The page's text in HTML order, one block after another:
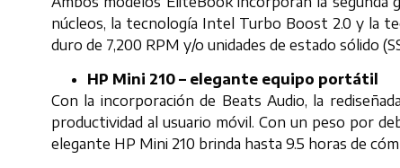
núcleos, la tecnología Intel Turbo Boost 2.0 y la
duro de 7,200 RPM y/o unidades de estado sólido
HP Mini 210 – elegante equipo portátil
Con la incorporación de Beats Audio, la
productividad al usuario móvil. Con un peso por
elegante HP Mini 210 brinda hasta 9.5 horas de